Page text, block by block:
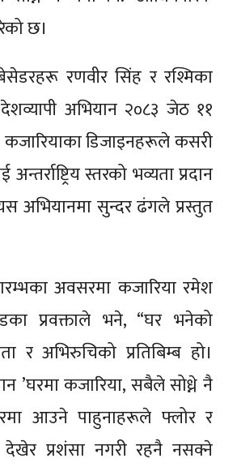
छ।
रणवीर सिंह र रश्मिका
अभियान २०८३ जेठ ११
डिजाइनहरूले कसरी
स्तरको भव्यता प्रदान
अभियानमा सुन्दर ढंगले प्रस्तुत
अवसरमा कजारिया रमेश
प्रवक्ताले भने, “घर भनेको
र अभिरुचिको प्रतिबिम्ब हो।
’घरमा कजारिया, सबैले सोध्ने नै
आउने पाहुनाहरूले फ्लोर र
देखेर प्रशंसा नगरी रहनै नसक्ने